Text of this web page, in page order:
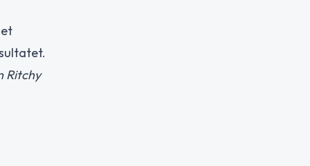
Ritchy